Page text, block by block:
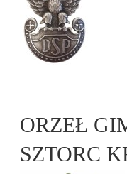
ORZEŁ
SZTORC